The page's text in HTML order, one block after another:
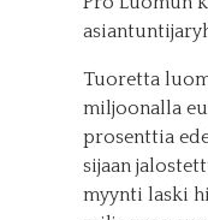
Tuoretta
miljoonalla
prosenttia
sijaan
myynti laski